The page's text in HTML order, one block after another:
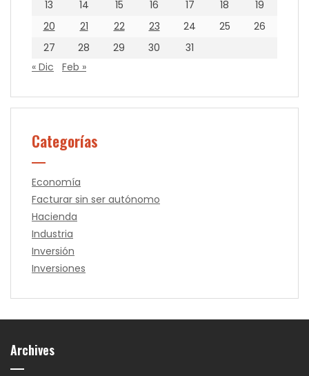
13
14 15 16 17 18
19
20
21 22 23 24 25
26
27
28 29 30
31
« Dic
Feb »
Categorías
Economía
Facturar sin ser autónomo
Hacienda
Industria
Inversión
Inversiones
Archives